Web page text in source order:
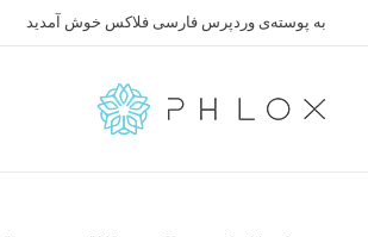
به پوسته‌ی وردپرس فارسی فلاکس خوش آمدید